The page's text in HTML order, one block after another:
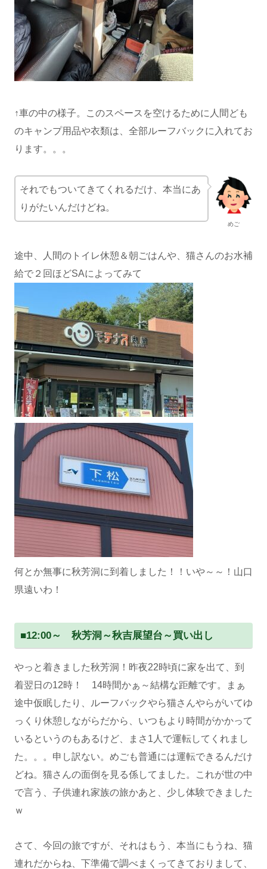
↑車の中の様子。このスペースを空けるために人間ども
のキャンプ用品や衣類は、全部ルーフバックに入れてお
ります。。。
めご
それでもついてきてくれるだけ、本当にあ
りがたいんだけどね。
途中、人間のトイレ休憩＆朝ごはんや、猫さんのお水補
給で２回ほどSAによってみて
何とか無事に秋芳洞に到着しました！！いや～～！山口
県遠いわ！
■12:00～ 秋芳洞～秋吉展望台～買い出し
やっと着きました秋芳洞！昨夜22時頃に家を出て、到
着翌日の12時！ 14時間かぁ～結構な距離です。まぁ
途中仮眠したり、ルーフバックやら猫さんやらがいてゆ
っくり休憩しながらだから、いつもより時間がかかって
いるというのもあるけど、まさ1人で運転してくれまし
た。。。申し訳ない。めごも普通には運転できるんだけ
どね。猫さんの面倒を見る係してました。これが世の中
で言う、子供連れ家族の旅かあと、少し体験できました
ｗ
さて、今回の旅ですが、それはもう、本当にもうね、猫
連れだからね、下準備で調べまくってきておりまして、